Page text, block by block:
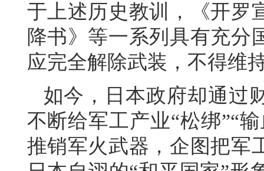
于上述历史教训，《开罗
降书》等一系列具有充分
应完全解除武装，不得维
如今，日本政府却通过
不断给军工产业“松绑”“
推销军火武器，企图把军